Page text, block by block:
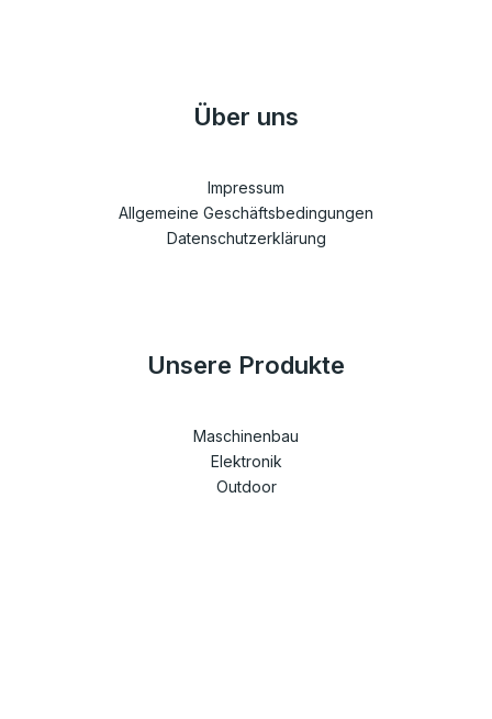
Über uns
Impressum
Allgemeine Geschäftsbedingungen
Datenschutzerklärung
Unsere Produkte
Maschinenbau
Elektronik
Outdoor